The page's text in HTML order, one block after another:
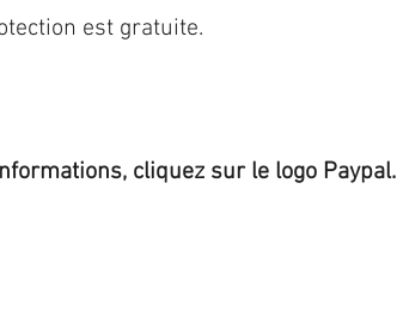
est gratuite.
cliquez sur le logo Paypal.